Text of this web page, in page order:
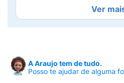
funcionam de forma
seu pet morde e brinca,
massageia suavemente
Além de promover a
mordedor MIÓ é uma
Ver
A Araujo tem de tudo.
Posso te ajudar de alguma